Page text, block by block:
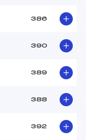
386
390
389
388
392